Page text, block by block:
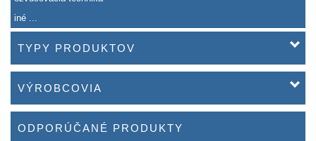
iné ...
TYPY PRODUKTOV
VÝROBCOVIA
ODPORÚČANÉ PRODUKTY